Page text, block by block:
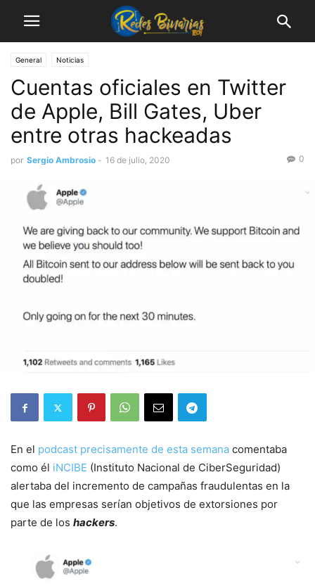
General Noticias
Cuentas oficiales en Twitter
de Apple, Bill Gates, Uber
entre otras hackeadas
por Sergio Ambrosio - 16 de julio, 2020 0
En el podcast precisamente de esta semana comentaba
como él iNCIBE (Instituto Nacional de CiberSeguridad)
alertaba del incremento de campañas fraudulentas en la
que las empresas serían objetivos de extorsiones por
parte de los hackers.